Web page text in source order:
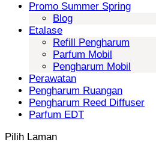
Promo Summer Spring
Blog
Etalase
Refill Pengharum
Parfum Mobil
Pengharum Mobil
Perawatan
Pengharum Ruangan
Pengharum Reed Diffuser
Parfum EDT
Pilih Laman